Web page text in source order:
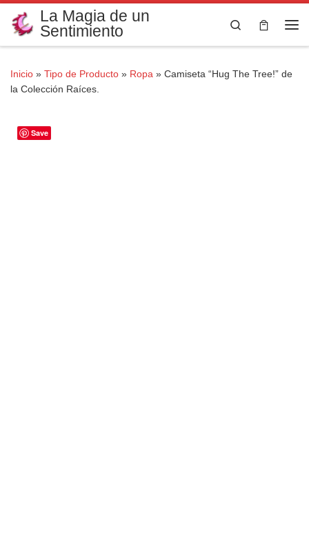
Saltar al contenido
La Magia de un
Sentimiento
Search
Inicio » Tipo de Producto » Ropa » Camiseta “Hug The Tree!” de
la Colección Raíces.
Save